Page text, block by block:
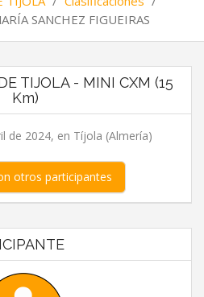
SANCHEZ FIGUEIRAS
TIJOLA - MINI CXM (15
Km)
de 2024, en Tíjola (Almería)
otros participantes